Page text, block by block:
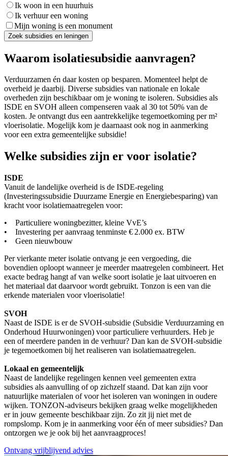
Ik woon in een huurhuis
Ik verhuur een woning
Mijn woning is een monument
Zoek subsidies en leningen
Waarom isolatiesubsidie aanvragen?
Verduurzamen én daar kosten op besparen. Momenteel helpt de
overheid je daarbij. Diverse subsidies van nationale en lokale
overheden zijn beschikbaar om je woning te isoleren. Subsidies als
ISDE en SVOH alleen compenseren vaak al 30 tot 50% van de
kosten. Je ontvangt dus een aantrekkelijke tegemoetkoming per m²
vloerisolatie. Mogelijk kom je daarnaast ook nog in aanmerking
voor een extra gemeentelijke subsidie!
Welke subsidies zijn er voor isolatie?
ISDE
Vanuit de landelijke overheid is de ISDE-regeling
(Investeringssubsidie Duurzame Energie en Energiebesparing) van
kracht voor isolatiemaatregelen voor:
• Particuliere woningbezitter, kleine VvE’s
• Investering per aanvraag tenminste € 2.000 ex. BTW
• Geen nieuwbouw
Per vierkante meter isolatie ontvang je een vergoeding, die
bovendien oploopt wanneer je meerder maatregelen combineert. Het
exacte bedrag hangt af van welke soort isolatie je laat uitvoeren en
het materiaal dat daarvoor wordt gebruikt. Tonzon is een van die
erkende materialen voor vloerisolatie!
SVOH
Naast de ISDE is er de SVOH-subsidie (Subsidie Verduurzaming en
Onderhoud Huurwoningen) voor particuliere verhuurders. Heb je
een of meerdere panden in de verhuur? Dan kan de SVOH-subsidie
je tegemoetkomen bij het realiseren van isolatiemaatregelen.
Lokaal en gemeentelijk
Naast de landelijke regelingen kennen veel gemeenten extra
subsidies als aanvulling of op zichzelf staand. Dat kan zijn voor
natuurlijke materialen of voor het isoleren van woningen in oudere
wijken. TONZON-adviseurs bekijken graag welke mogelijkheden
er in jouw gemeente beschikbaar zijn. Zo zit jij niet met de
rompslomp. Kom je in aanmerking voor één of meer subsidies? Dan
ontzorgen we je ook bij het aanvraagproces!
Ontvang vrijblijvend advies